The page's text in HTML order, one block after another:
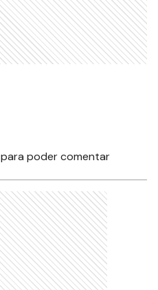
para poder comentar